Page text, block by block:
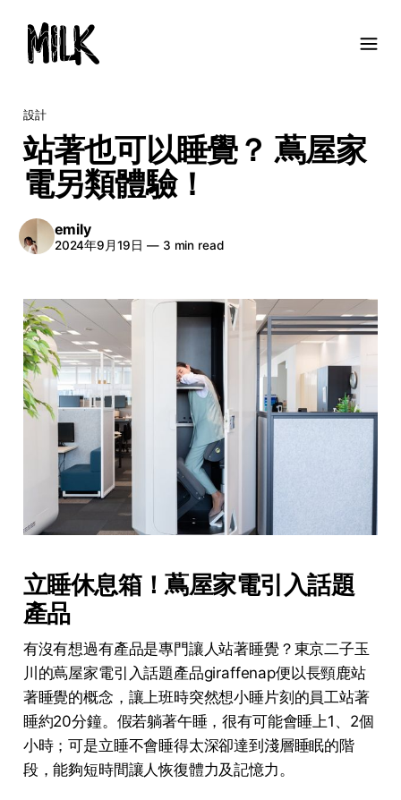
設計
站著也可以睡覺？ 蔦屋家
電另類體驗！
emily
2024年9月19日 —3 min read
立睡休息箱！蔦屋家電引入話題
產品
有沒有想過有產品是專門讓人站著睡覺？東京二子玉
川的蔦屋家電引入話題產品giraffenap便以長頸鹿站
著睡覺的概念，讓上班時突然想小睡片刻的員工站著
睡約20分鐘。假若躺著午睡，很有可能會睡上1、2個
小時；可是立睡不會睡得太深卻達到淺層睡眠的階
段，能夠短時間讓人恢復體力及記憶力。